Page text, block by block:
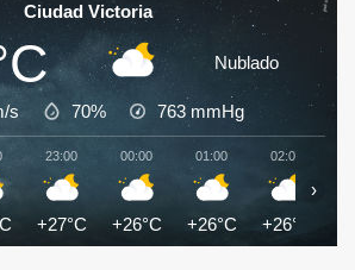
Ciudad Victoria
Nublado
s 70% 763 mmHg
23:00
+27°C
00:00
+26°C
01:00
+26°C
02:00
+26°C
›